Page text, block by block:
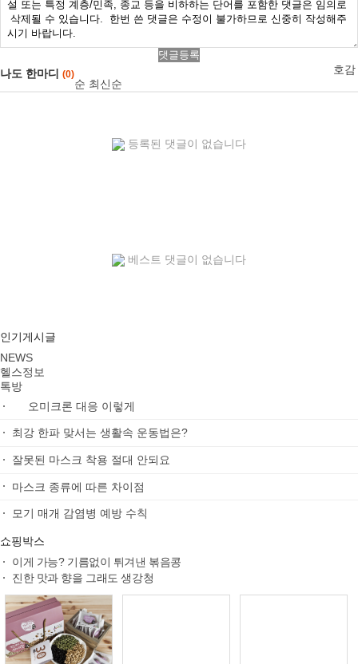
댓글등록
나도 한마디 (0)
호감
순 최신순
등록된 댓글이 없습니다
베스트 댓글이 없습니다
인기게시글
NEWS
헬스정보
톡방
드디어 김건희 등판
찐남매 인증한 악동
아직도 외국인 승차거부하나요?
이분들 역시 국가대표
양궁은 역시~국가대표되는게 메달보다 어렵다던..
쇼핑박스
이게 가능? 기름없이 튀겨낸 볶음콩
진한 맛과 향을 그래도 생강청